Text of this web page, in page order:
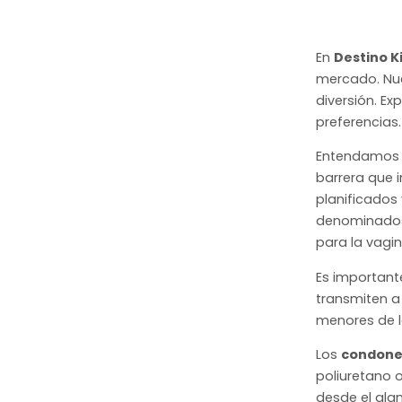
En Destino
mercado.
diversión.
preferencias.
barrera que
planificados
para la
Es
transmiten
menores de
Los
poliuretano
desde el